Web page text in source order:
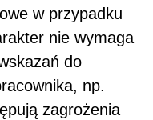
w przypadku
nie wymaga
do
np.
zagrożenia